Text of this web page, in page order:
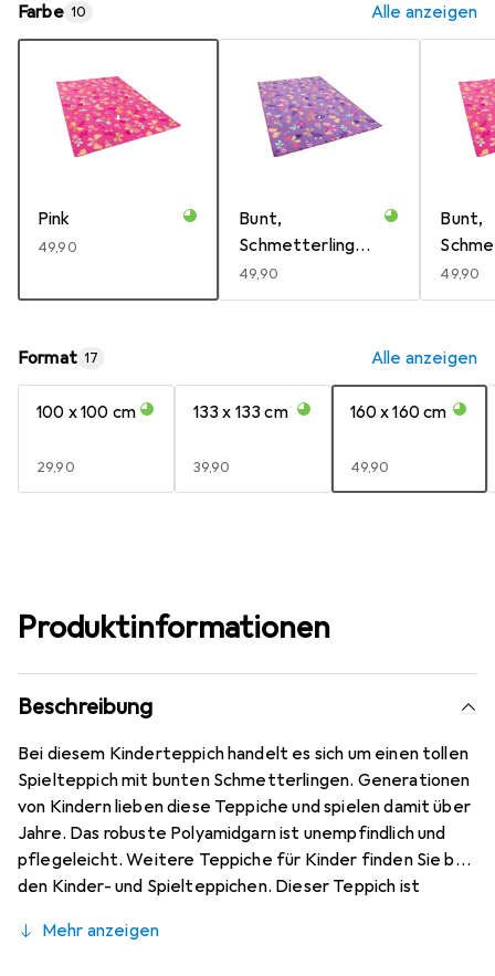
Farbe 10 Alle anzeigen
Pink
EUR
49,90
Bunt,
Schmetterling
Lila
EUR
49,90
Bunt,
pink
EUR
49,90
Format 17 Alle anzeigen
100 x 100 cm
EUR
29,90
133 x 133 cm
EUR
39,90
160 x 160 cm
EUR
49,90
Produktinformationen
Beschreibung
Bei diesem Kinderteppich handelt es sich um einen tollen
Spielteppich mit bunten Schmetterlingen. Generationen
von Kindern lieben diese Teppiche und spielen damit über
Jahre. Das robuste Polyamidgarn ist unempfindlich und
pflegeleicht. Weitere Teppiche für Kinder finden Sie bei
den Kinder- und Spielteppichen. Dieser Teppich ist
umweltfreundlicher Teppichboden e.V.
Mehr anzeigen